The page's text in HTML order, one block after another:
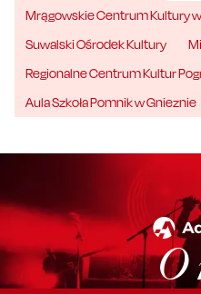
Mrągowskie Centrum Kultury
Suwalski Ośrodek Kultury
Regionalne Centrum Kultur
Aula Szkoła Pomnik w Gnieznie
O